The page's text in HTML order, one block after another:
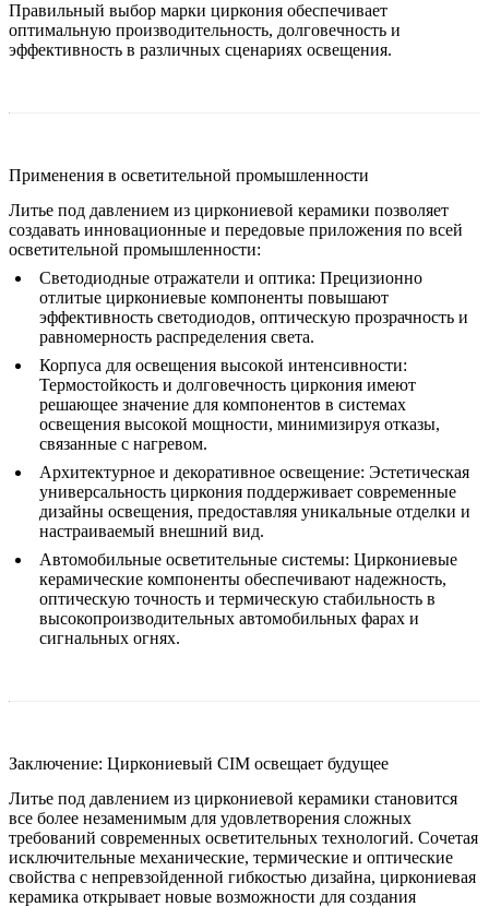
Правильный выбор марки циркония обеспечивает
оптимальную производительность, долговечность и
эффективность в различных сценариях освещения.
Применения в осветительной промышленности
Литье под давлением из циркониевой керамики позволяет
создавать инновационные и передовые приложения по всей
осветительной промышленности:
Светодиодные отражатели и оптика: Прецизионно
отлитые циркониевые компоненты повышают
эффективность светодиодов, оптическую прозрачность и
равномерность распределения света.
Корпуса для освещения высокой интенсивности:
Термостойкость и долговечность циркония имеют
решающее значение для компонентов в системах
освещения высокой мощности, минимизируя отказы,
связанные с нагревом.
Архитектурное и декоративное освещение: Эстетическая
универсальность циркония поддерживает современные
дизайны освещения, предоставляя уникальные отделки и
настраиваемый внешний вид.
Автомобильные осветительные системы: Циркониевые
керамические компоненты обеспечивают надежность,
оптическую точность и термическую стабильность в
высокопроизводительных автомобильных фарах и
сигнальных огнях.
Заключение: Циркониевый CIM освещает будущее
Литье под давлением из циркониевой керамики становится
все более незаменимым для удовлетворения сложных
требований современных осветительных технологий. Сочетая
исключительные механические, термические и оптические
свойства с непревзойденной гибкостью дизайна, циркониевая
керамика открывает новые возможности для создания